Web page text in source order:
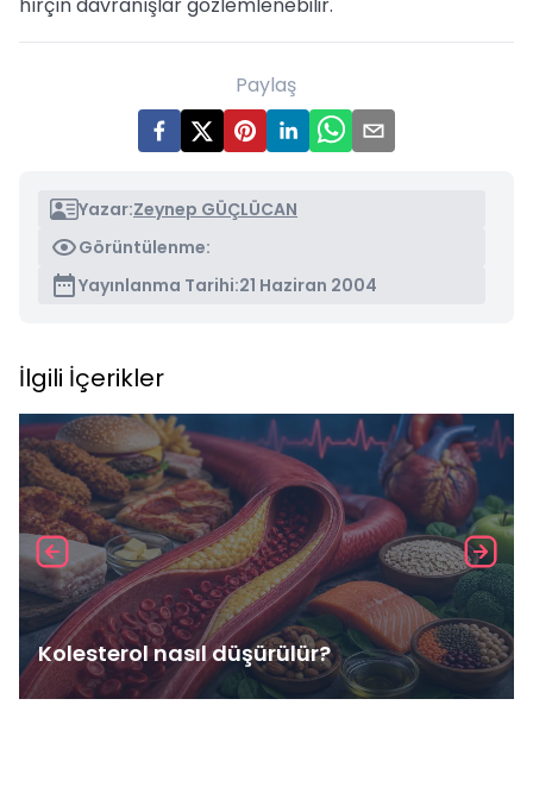
Paylaş
Yazar:Zeynep GÜÇLÜCAN
Görüntülenme:
Yayınlanma Tarihi:21 Haziran 2004
İlgili İçerikler
Kolesterol nasıl düşürülür?